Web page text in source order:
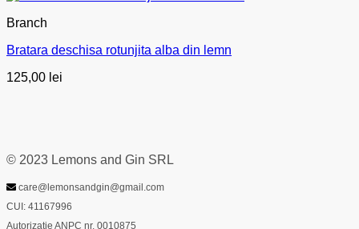
Branch
Bratara deschisa rotunjita alba din lemn
125,00 lei
© 2023 Lemons and Gin SRL
care@lemonsandgin@gmail.com
CUI: 41167996
Autorizatie ANPC nr. 0010875